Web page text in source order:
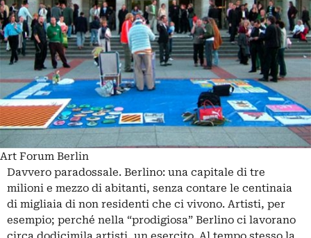
Art Forum Berlin
Davvero paradossale. Berlino: una capitale di tre
milioni e mezzo di abitanti, senza contare le centinaia
di migliaia di non residenti che ci vivono. Artisti, per
esempio; perché nella “prodigiosa” Berlino ci lavorano